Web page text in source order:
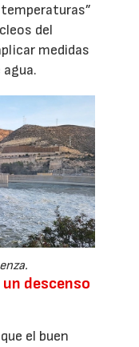
del
medidas
descenso
el buen